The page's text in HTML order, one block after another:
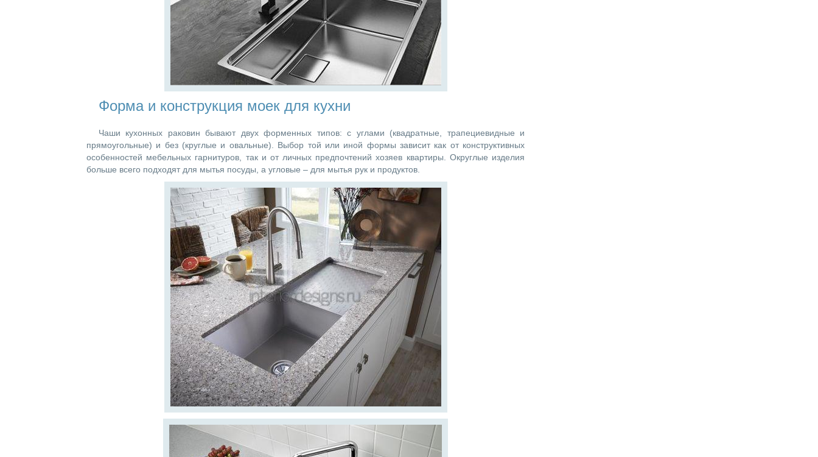
Форма и конструкция моек для кухни
Чаши кухонных раковин бывают двух форменных типов: с углами (квадратные, трапециевидные и
прямоугольные) и без (круглые и овальные). Выбор той или иной формы зависит как от конструктивных
особенностей мебельных гарнитуров, так и от личных предпочтений хозяев квартиры. Округлые изделия
больше всего подходят для мытья посуды, а угловые – для мытья рук и продуктов.